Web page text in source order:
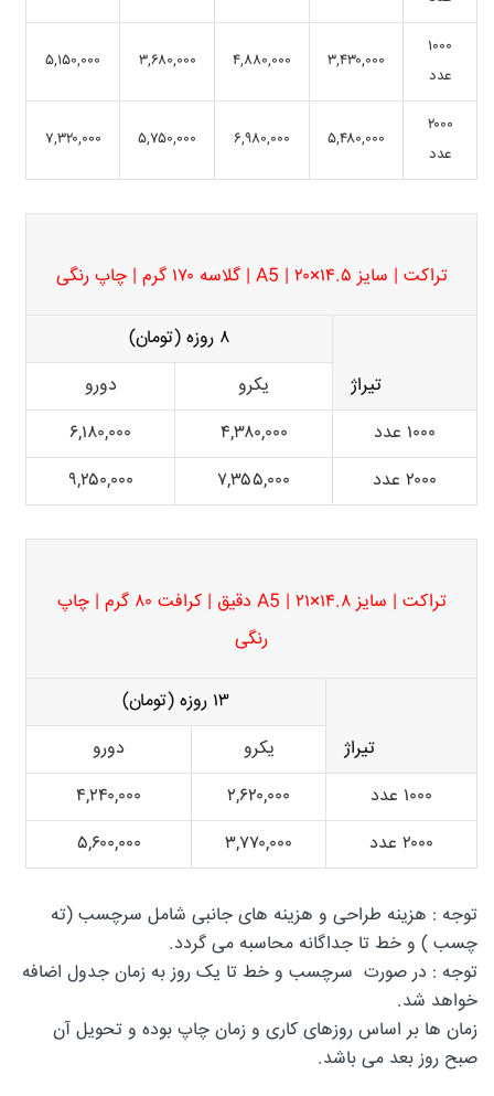
۱۰۰۰
عدد
۳,۴۳۰,۰۰۰ ۴,۸۸۰,۰۰۰ ۳,۶۸۰,۰۰۰ ۵,۱۵۰,۰۰۰
۲۰۰۰
عدد
۵,۴۸۰,۰۰۰ ۶,۹۸۰,۰۰۰ ۵,۷۵۰,۰۰۰ ۷,۳۲۰,۰۰۰
تراکت | سایز ۱۴.۵×۲۰ | A5 | گلاسه ۱۷۰ گرم | چاپ رنگی
تیراژ
۸ روزه (تومان)
یکرو
دورو
۱۰۰۰ عدد
۴,۳۸۰,۰۰۰
۶,۱۸۰,۰۰۰
۲۰۰۰ عدد
۷,۳۵۵,۰۰۰ ۹,۲۵۰,۰۰۰
تراکت | سایز ۱۴.۸×۲۱ | A5 دقیق | کرافت ۸۰ گرم | چاپ
رنگی
تیراژ
۱۳ روزه (تومان)
یکرو
دورو
۱۰۰۰ عدد
۲,۶۲۰,۰۰۰
۴,۲۴۰,۰۰۰
۲۰۰۰ عدد
۳,۷۷۰,۰۰۰ ۵,۶۰۰,۰۰۰
توجه : هزینه طراحی و هزینه های جانبی شامل سرچسب (ته
چسب ) و خط تا جداگانه محاسبه می گردد.
توجه : در صورت سرچسب و خط تا یک روز به زمان جدول اضافه
خواهد شد.
زمان ها بر اساس روزهای کاری و زمان چاپ بوده و تحویل آن
صبح روز بعد می باشد.